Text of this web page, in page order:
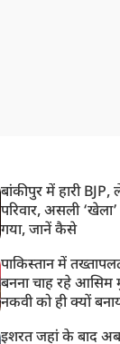
बांकीपुर में हारी
परिवार, असली
गया, जानें कैसे
पाकिस्तान में
बनना चाह रहे आसिम
नकवी को ही क्यों
इशरत जहां के बाद